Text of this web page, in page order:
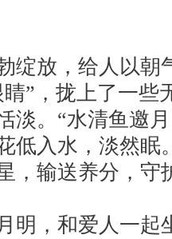
放，给人以朝
”，拢上了一些
淡。“水清鱼邀
低入水，淡然眠
，输送养分，守
，和爱人一起